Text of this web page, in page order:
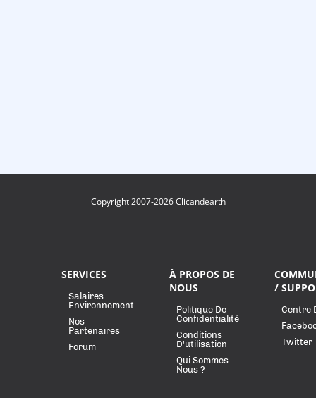
Copyright 2007-2026 Clicandearth
SERVICES
Salaires
Environnement
Nos
Partenaires
Forum
À PROPOS DE
NOUS
Politique De
Confidentialité
Conditions
D'utilisation
Qui Sommes-
Nous ?
/
Centre
Twitter